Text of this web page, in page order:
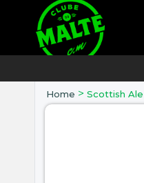
Home > Scottish Ale